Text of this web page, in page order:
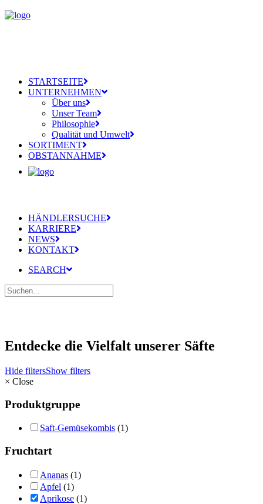
STARTSEITE
UNTERNEHMEN
Über uns
Unser Team
Philosophie
Qualität und Umwelt
SORTIMENT
OBSTANNAHME
HÄNDLERSUCHE
KARRIERE
NEWS
KONTAKT
SEARCH
Entdecke die Vielfalt unserer Säfte
Hide filtersShow filters
× Close
Produktgruppe
Saft-Gemüsekombis (1)
Fruchtart
Ananas (1)
Apfel (1)
Aprikose (1)